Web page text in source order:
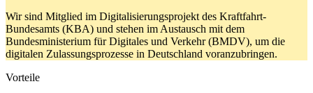
Wir sind Mitglied im Digitalisierungsprojekt des Kraftfahrt-
Bundesamts (KBA) und stehen im Austausch mit dem
Bundesministerium für Digitales und Verkehr (BMDV), um die
digitalen Zulassungsprozesse in Deutschland voranzubringen.
Vorteile